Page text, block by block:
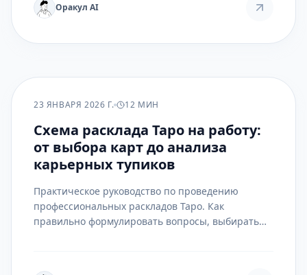
силе, которую мы прячем даже от самих себя.
Оракул AI
ПРАКТИКА
23 ЯНВАРЯ 2026 Г. 12 МИН
Схема расклада Таро на работу:
от выбора карт до анализа
карьерных тупиков
Практическое руководство по проведению
профессиональных раскладов Таро. Как
правильно формулировать вопросы, выбирать